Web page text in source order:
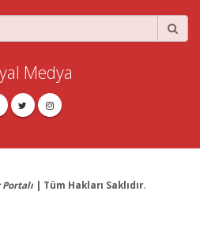
Medya
Portalı | Tüm Hakları Saklıdır.